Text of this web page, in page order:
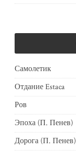
Самолетик
Отдание Estaca
Ров
Эпоха (П. Пенев)
Дорога (П. Пенев)